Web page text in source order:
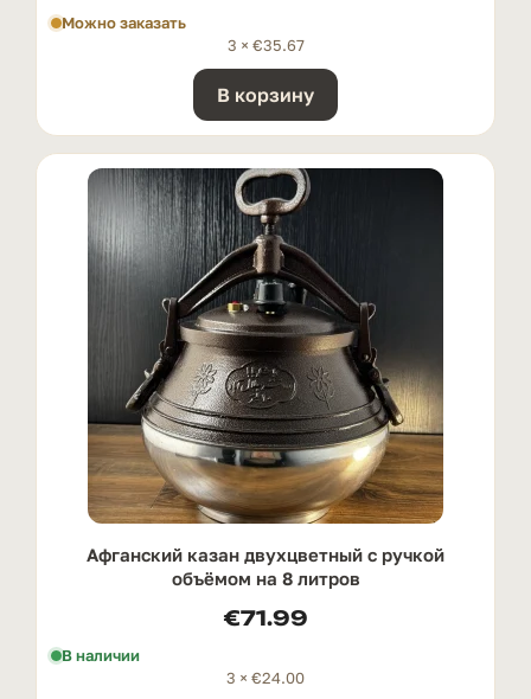
Можно заказать
3 × €35.67
В корзину
Афганский казан двухцветный с ручкой
oбъёмом на 8 литров
€71.99
В наличии
3 × €24.00